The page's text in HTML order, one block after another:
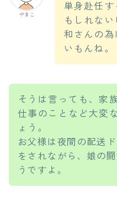
やまこ
単身赴任
もしれな
和さんの
いもんね。
そうは言っても、家
仕事のことなど大変
ょう。
お父様は夜間の配送
をされながら、娘の
うですよ。